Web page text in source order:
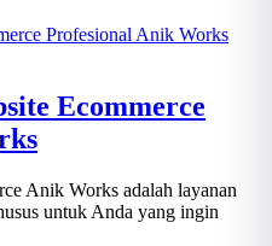
Ecommerce
Anik Works adalah layanan
untuk Anda yang ingin